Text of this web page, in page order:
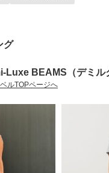
グ
Luxe BEAMS（デミル
ルTOPページへ